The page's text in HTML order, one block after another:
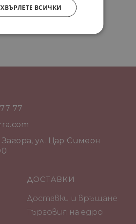
77
ул. Цар Симеон
ДОСТАВКИ
Доставки и връщане
Търговия на едро
ВСИЧКИ